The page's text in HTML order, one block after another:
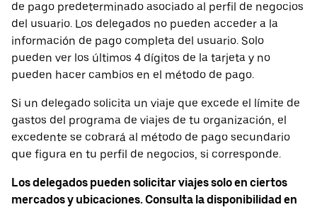
de pago predeterminado asociado al perfil de negocios
del usuario. Los delegados no pueden acceder a la
información de pago completa del usuario. Solo
pueden ver los últimos 4 dígitos de la tarjeta y no
pueden hacer cambios en el método de pago.
Si un delegado solicita un viaje que excede el límite de
gastos del programa de viajes de tu organización, el
excedente se cobrará al método de pago secundario
que figura en tu perfil de negocios, si corresponde.
Los delegados pueden solicitar viajes solo en ciertos
mercados y ubicaciones. Consulta la disponibilidad en